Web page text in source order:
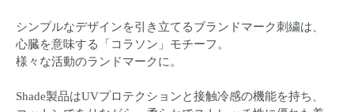
シンプルなデザインを引き立てるブランドマーク刺繍は、
心臓を意味する「コラソン」モチーフ。
様々な活動のランドマークに。
Shade製品はUVプロテクションと接触冷感の機能を持ち、